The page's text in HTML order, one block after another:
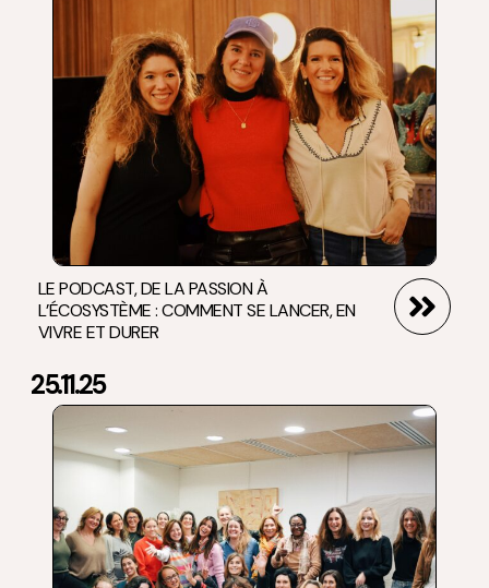
LE PODCAST, DE LA PASSION À
L’ÉCOSYSTÈME : COMMENT SE LANCER, EN
VIVRE ET DURER
25.11.25